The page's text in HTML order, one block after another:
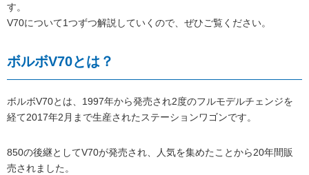
す。
V70について1つずつ解説していくので、ぜひご覧ください。
ボルボV70とは？
ボルボV70とは、1997年から発売され2度のフルモデルチェンジを
経て2017年2月まで生産されたステーションワゴンです。
850の後継としてV70が発売され、人気を集めたことから20年間販
売されました。